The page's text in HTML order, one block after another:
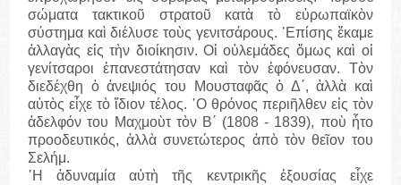
σώματα τακτικοῦ στρατοῦ κατὰ τὸ εὐρωπαϊκὸν
σύστημα καὶ διέλυσε τοὺς γενιτσάρους. ᾽Επίσης ἔκαμε
ἀλλαγὰς εἰς τὴν διοίκησιν. Οἱ οὐλεμάδες ὅμως καὶ οἱ
γενίτσαροι ἐπανεστάτησαν καὶ τὸν ἐφόνευσαν. Τὸν
διεδέχθη ὁ ἀνεψιός του Μουσταφᾶς ὁ Δ΄, ἀλλὰ καὶ
αὐτὸς εἶχε τὸ ἴδιον τέλος. ῾Ο θρόνος περιῆλθεν εἰς τὸν
ἀδελφόν του Μαχμοὺτ τὸν Β΄ (1808 - 1839), ποὺ ἦτο
προοδευτικός, ἀλλὰ συνετώτερος ἀπὸ τὸν θεῖον του
Σελήμ.
῾Η ἀδυναμία αὐτὴ τῆς κεντρικῆς ἐξουσίας εἶχε